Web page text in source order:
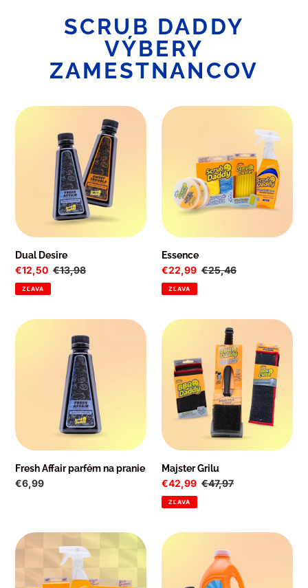
SCRUB DADDY
VÝBERY
ZAMESTNANCOV
Dual
Desire
Dual Desire
Cena
po
zľave
€12,50 Normálna
€13,98
ZĽAVA
Essence
Essence
Cena
po
zľave
€22,99 Normálna
€25,46
ZĽAVA
Fresh
Affair
Fresh Affair parfém na pranie
Normálna
€6,99
Majster
Grilu
Majster Grilu
Cena
po
zľave
€42,99 Normálna
€47,97
ZĽAVA
Pit
Stop
Sada
Laundry